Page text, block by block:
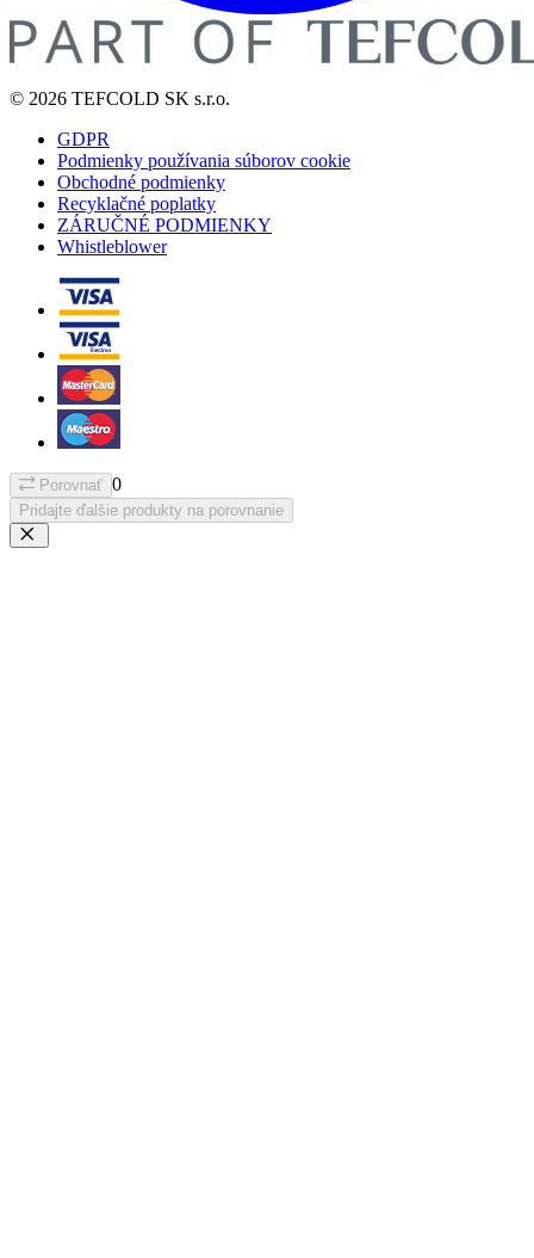
© 2026 TEFCOLD SK s.r.o.
GDPR
Podmienky používania súborov cookie
Obchodné podmienky
Recyklačné poplatky
ZÁRUČNÉ PODMIENKY
Whistleblower
Porovnať 0
Pridajte ďalšie produkty na porovnanie